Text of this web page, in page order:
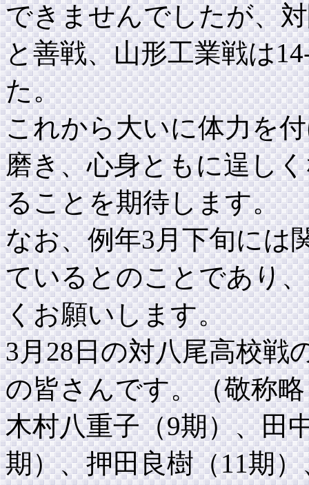
できませんでしたが、
と善戦、山形工業戦は
た。
これから大いに体力を
磨き、心身ともに逞し
ることを期待します。
なお、例年3月下旬には
ているとのことであり
くお願いします。
3月28日の対八尾高校戦
の皆さんです。（敬称
木村八重子（9期）、田
期）、押田良樹（11期